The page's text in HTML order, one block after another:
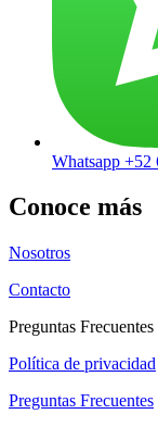
Whatsapp +52
Conoce más
Nosotros
Contacto
Preguntas Frecuentes
Política de privacidad
Preguntas Frecuentes